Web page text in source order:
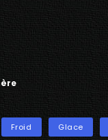
Froid Glace